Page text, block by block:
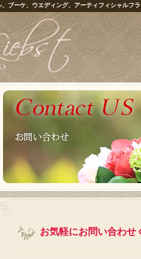
、ブーケ、ウエディング、アーティフィシャルフ
お気軽にお問い合わせ